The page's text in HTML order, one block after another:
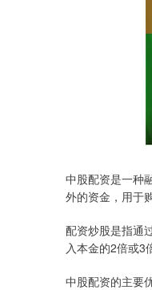
中股配资是一种
外的资金，用于
配资炒股是指通
入本金的2倍或3
中股配资的主要